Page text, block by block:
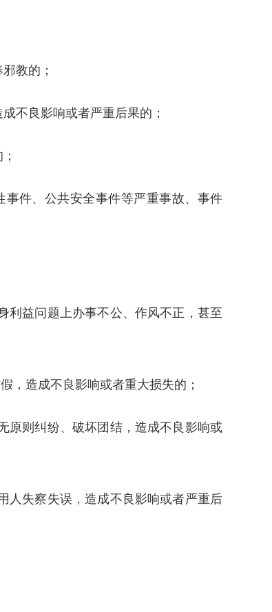
教的；
不良影响或者严重后果的；
件、公共安全事件等严重事故、事件
益问题上办事不公、作风不正，甚至
造成不良影响或者重大损失的；
则纠纷、破坏团结，造成不良影响或
失察失误，造成不良影响或者严重后